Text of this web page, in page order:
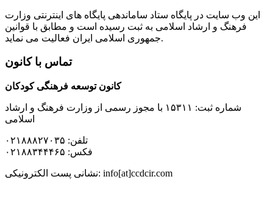
این وب سایت در پایگاه ستاد ساماندهی پایگاه های اینترنتی وزارت
فرهنگ و ارشاد اسلامی به ثبت رسیده است و مطابق با قوانین
جمهوری اسلامی ایران فعالیت می نماید.
تماس با کانون
کانون توسعه فرهنگی کودکان
شماره ثبت: ۱۵۳۱۱ با مجوز رسمی از وزارت فرهنگ و ارشاد
اسلامی
تلفن: ۰۲۱۸۸۸۲۷۰۳۵
فکس: ۰۲۱۸۸۳۴۴۴۶۵
نشانی پست الکترونیکی: info[at]ccdcir.com